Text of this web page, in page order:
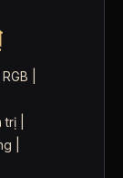
Giá
hiện
là:
|
|
|